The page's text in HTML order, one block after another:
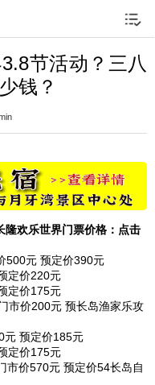
节活动？三八
钱？
隆欢乐世界门票价格：点击
500元 预定价390元
定价220元
定价175元
市价200元 预长岛渔家乐攻
元 预定价185元
定价175元
市价570元 预定价54长岛自